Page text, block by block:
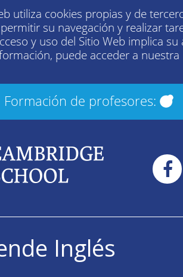
utiliza cookies propias y de
su navegación y realizar
y uso del Sitio Web implica su
puede acceder a nuestra
Formación de profesores:
Inglés